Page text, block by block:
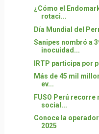
¿Cómo el
rotaci...
Día Mundial del
Sanipes nombró a
inocuidad...
IRTP participa por
Más de 45 mil
ev...
FUSO Perú
social...
Conoce la
2025